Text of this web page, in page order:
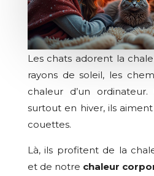
Les chats adorent la
rayons de soleil, les
chaleur d’un
surtout en hiver, ils
couettes.
Là, ils profitent de la
et de notre chaleur